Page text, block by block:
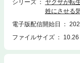
シリーズ
ヤクザが転
姓にさせる
電子版配信開始日
ファイルサイズ